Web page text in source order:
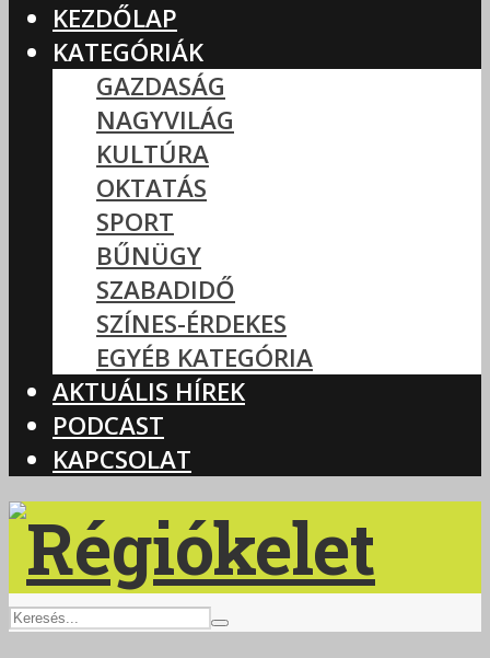
KEZDŐLAP
KATEGÓRIÁK
GAZDASÁG
NAGYVILÁG
KULTÚRA
OKTATÁS
SPORT
BŰNÜGY
SZABADIDŐ
SZÍNES-ÉRDEKES
EGYÉB KATEGÓRIA
AKTUÁLIS HÍREK
PODCAST
KAPCSOLAT